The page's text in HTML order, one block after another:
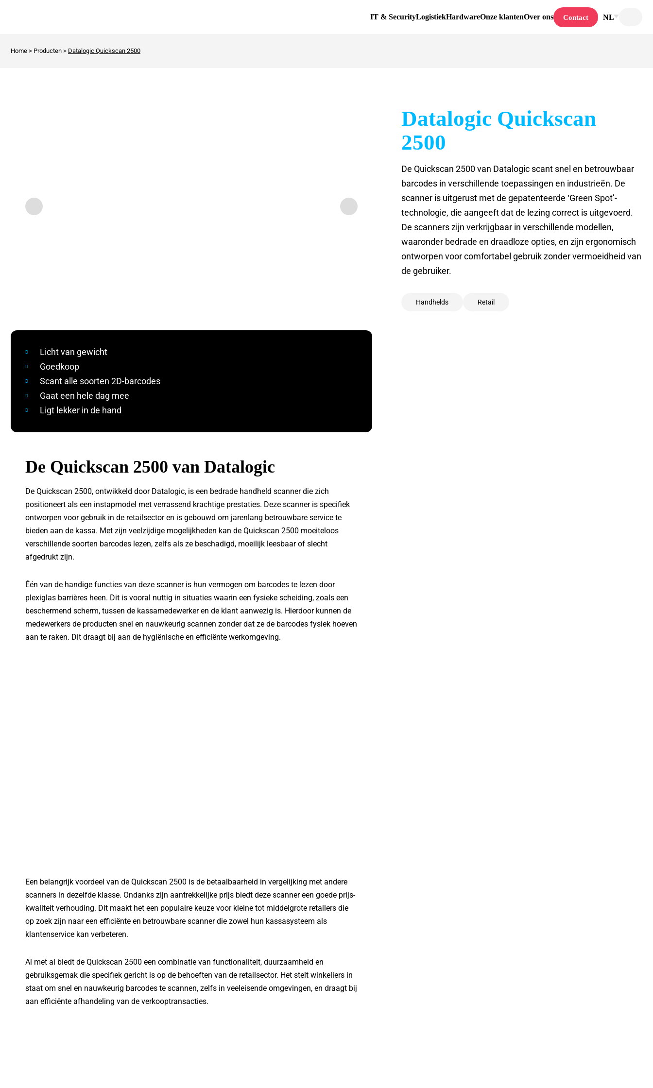
IT & SecurityLogistiekHardwareOnze klantenOver ons Contact NL
Home > Producten > Datalogic Quickscan 2500
Licht van gewicht
Goedkoop
Scant alle soorten 2D-barcodes
Gaat een hele dag mee
Ligt lekker in de hand
De Quickscan 2500 van Datalogic
De Quickscan 2500, ontwikkeld door Datalogic, is een bedrade handheld scanner die zich
positioneert als een instapmodel met verrassend krachtige prestaties. Deze scanner is specifiek
ontworpen voor gebruik in de retailsector en is gebouwd om jarenlang betrouwbare service te
bieden aan de kassa. Met zijn veelzijdige mogelijkheden kan de Quickscan 2500 moeiteloos
verschillende soorten barcodes lezen, zelfs als ze beschadigd, moeilijk leesbaar of slecht
afgedrukt zijn.
Één van de handige functies van deze scanner is hun vermogen om barcodes te lezen door
plexiglas barrières heen. Dit is vooral nuttig in situaties waarin een fysieke scheiding, zoals een
beschermend scherm, tussen de kassamedewerker en de klant aanwezig is. Hierdoor kunnen de
medewerkers de producten snel en nauwkeurig scannen zonder dat ze de barcodes fysiek hoeven
aan te raken. Dit draagt bij aan de hygiënische en efficiënte werkomgeving.
Een belangrijk voordeel van de Quickscan 2500 is de betaalbaarheid in vergelijking met andere
scanners in dezelfde klasse. Ondanks zijn aantrekkelijke prijs biedt deze scanner een goede prijs-
kwaliteit verhouding. Dit maakt het een populaire keuze voor kleine tot middelgrote retailers die
op zoek zijn naar een efficiënte en betrouwbare scanner die zowel hun kassasysteem als
klantenservice kan verbeteren.
Al met al biedt de Quickscan 2500 een combinatie van functionaliteit, duurzaamheid en
gebruiksgemak die specifiek gericht is op de behoeften van de retailsector. Het stelt winkeliers in
staat om snel en nauwkeurig barcodes te scannen, zelfs in veeleisende omgevingen, en draagt bij
aan efficiënte afhandeling van de verkooptransacties.
Datalogic Quickscan
2500
De Quickscan 2500 van Datalogic scant snel en betrouwbaar
barcodes in verschillende toepassingen en industrieën. De
scanner is uitgerust met de gepatenteerde ‘Green Spot’-
technologie, die aangeeft dat de lezing correct is uitgevoerd.
De scanners zijn verkrijgbaar in verschillende modellen,
waaronder bedrade en draadloze opties, en zijn ergonomisch
ontworpen voor comfortabel gebruik zonder vermoeidheid van
de gebruiker.
Handhelds Retail